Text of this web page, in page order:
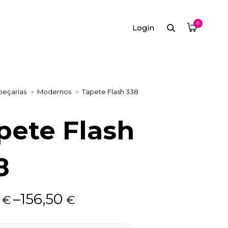
Login 0
Modernos Tapete Flash 338
Flash
€–156,50€